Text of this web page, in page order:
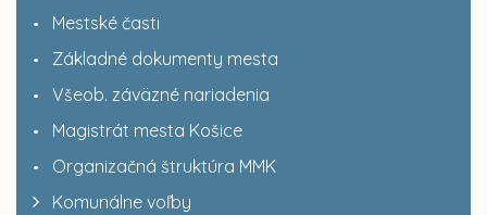
Mestské časti
Základné dokumenty mesta
Všeob. záväzné nariadenia
Magistrát mesta Košice
Organizačná štruktúra MMK
Komunálne voľby